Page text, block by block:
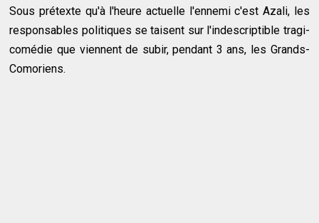
Sous prétexte qu'à l'heure actuelle l'ennemi c'est Azali, les
responsables politiques se taisent sur l'indescriptible tragi-
comédie que viennent de subir, pendant 3 ans, les Grands-
Comoriens.